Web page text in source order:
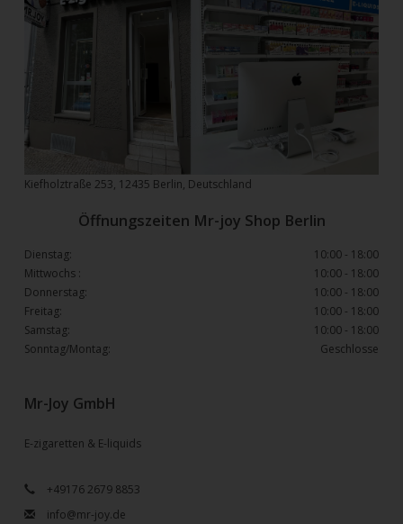
Mr-Joy GmbH
E-zigaretten & E-liquids
+49176 2679 8853
info@mr-joy.de
Kiefholztraße 253, 12435 Berlin, Deutschland
Öffnungszeiten Mr-joy Shop Berlin
Dienstag:
10:00 - 18:00
Mittwochs :
10:00 - 18:00
Donnerstag:
10:00 - 18:00
Freitag:
10:00 - 18:00
Samstag:
10:00 - 18:00
Sonntag/Montag:
Geschlosse